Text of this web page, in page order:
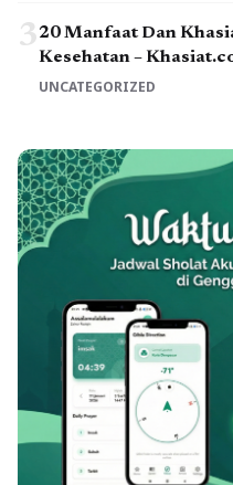
320 Manfaat Dan
Kesehatan –
UNCATEGORIZED